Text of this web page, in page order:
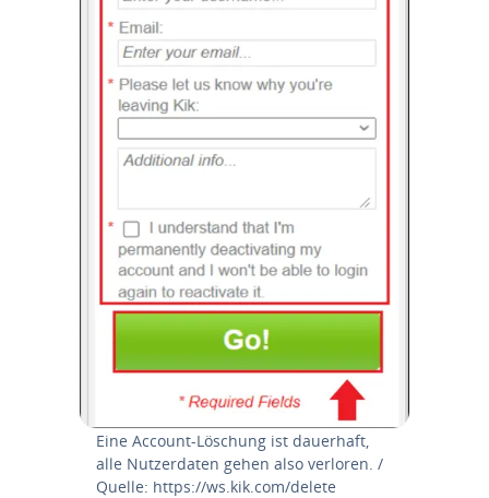
Eine Account-Löschung ist dauerhaft,
alle Nut­zer­da­ten gehen also verloren. /
Quelle: https://ws.kik.com/delete